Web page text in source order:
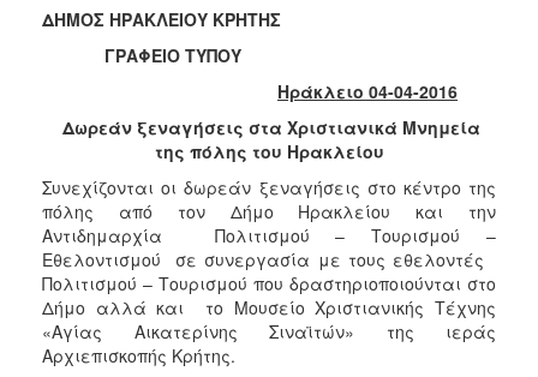
2020
2019
2017
2015
2013
2012
2011
2010
ΔΗΜΟΣ ΗΡΑΚΛΕΙΟΥ ΚΡΗΤΗΣ
ΓΡΑΦΕΙΟ ΤΥΠΟΥ
Ηράκλειο 04-04-2016
Δωρεάν ξεναγήσεις στα Χριστιανικά Μνημεία
της πόλης του Ηρακλείου
Συνεχίζονται οι δωρεάν ξεναγήσεις στο κέντρο της
πόλης από τον Δήμο Ηρακλείου και την
Αντιδημαρχία Πολιτισμού – Τουρισμού –
Εθελοντισμού σε συνεργασία με τους εθελοντές
Πολιτισμού – Τουρισμού που δραστηριοποιούνται στο
Δήμο αλλά και το Μουσείο Χριστιανικής Τέχνης
«Αγίας Αικατερίνης Σιναϊτών» της ιεράς
Αρχιεπισκοπής Κρήτης.